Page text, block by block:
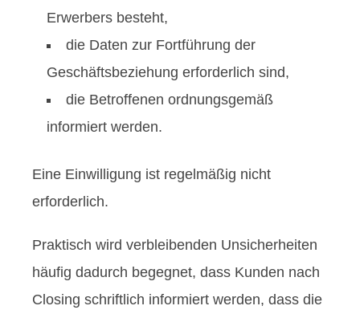
Erwerbers besteht,
die Daten zur Fortführung der
Geschäftsbeziehung erforderlich sind,
die Betroffenen ordnungsgemäß
informiert werden.
Eine Einwilligung ist regelmäßig nicht
erforderlich.
Praktisch wird verbleibenden Unsicherheiten
häufig dadurch begegnet, dass Kunden nach
Closing schriftlich informiert werden, dass die